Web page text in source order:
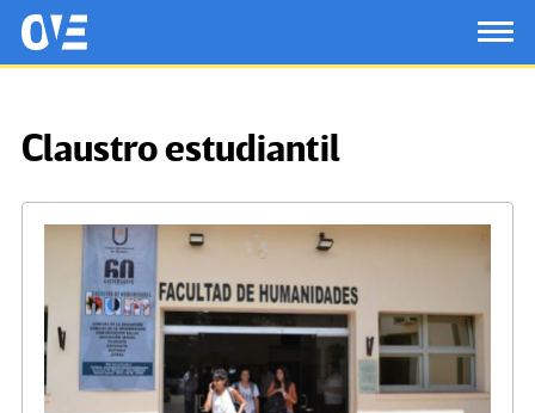
Saltar al contenido principal
OtrasVocesenEducacion.org
Claustro estudiantil